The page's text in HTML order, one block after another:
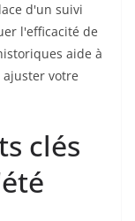
d'un suivi
l'efficacité de
aide à
votre
clés